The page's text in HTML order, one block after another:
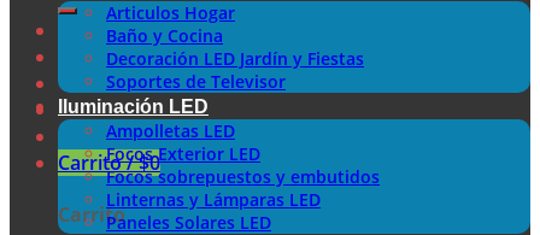
Carrito /$0
Carrito
Articulos Hogar
Baño y Cocina
Decoración LED Jardín y Fiestas
Soportes de Televisor
Iluminación LED
Ampolletas LED
Focos Exterior LED
Focos sobrepuestos y embutidos
Linternas y Lámparas LED
Paneles Solares LED